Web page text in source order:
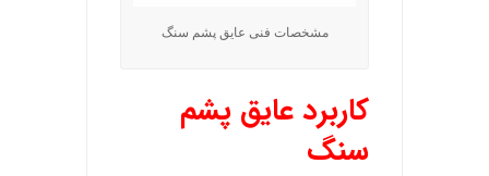
مشخصات فنی عایق پشم سنگ
کاربرد عایق پشم
سنگ